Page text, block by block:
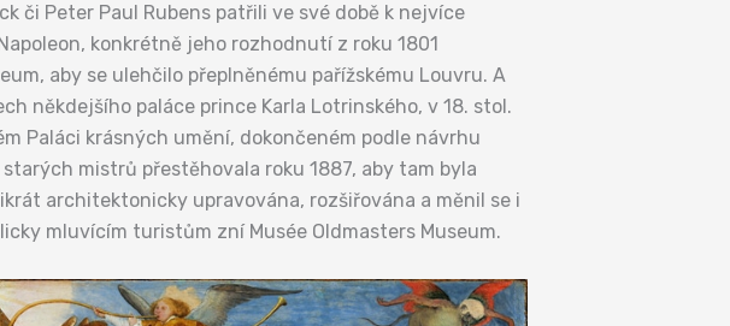
či Peter Paul Rubens patřili ve své době k nejvíce
konkrétně jeho rozhodnutí z roku 1801
aby se ulehčilo přeplněnému pařížskému Louvru. A
někdejšího paláce prince Karla Lotrinského, v 18. stol.
Paláci krásných umění, dokončeném podle návrhu
mistrů přestěhovala roku 1887, aby tam byla
architektonicky upravována, rozšiřována a měnil se i
mluvícím turistům zní Musée Oldmasters Museum.